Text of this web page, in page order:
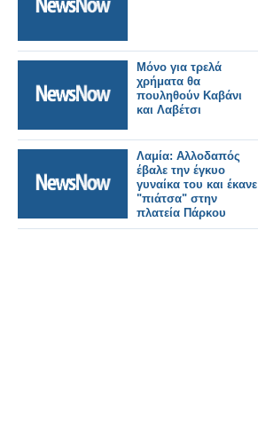
Μόνο για τρελά
χρήματα θα
πουληθούν Καβάνι
και Λαβέτσι
Λαμία: Αλλοδαπός
έβαλε την έγκυο
γυναίκα του και έκανε
"πιάτσα" στην
πλατεία Πάρκου